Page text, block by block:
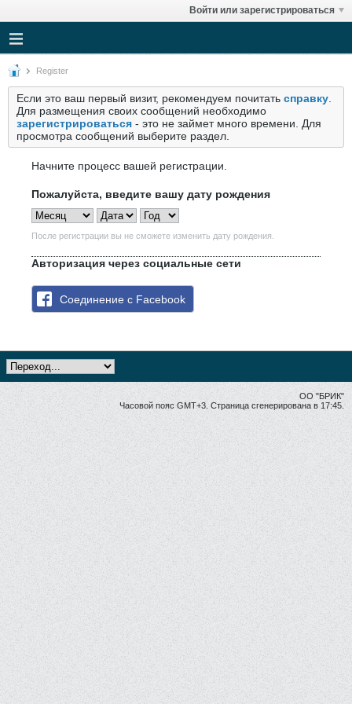
Войти или зарегистрироваться
Register
Если это ваш первый визит, рекомендуем почитать справку
Для размещения своих сообщений необходимо
зарегистрироваться - это не займет много времени. Для
просмотра сообщений выберите раздел.
Начните процесс вашей регистрации.
Пожалуйста, введите вашу дату рождения
После регистрации вы не сможете изменить дату рождения.
Авторизация через социальные сети
Соединение с Facebook
ОО "БРИК"
Часовой пояс GMT+3. Страница сгенерирована в 17:45.